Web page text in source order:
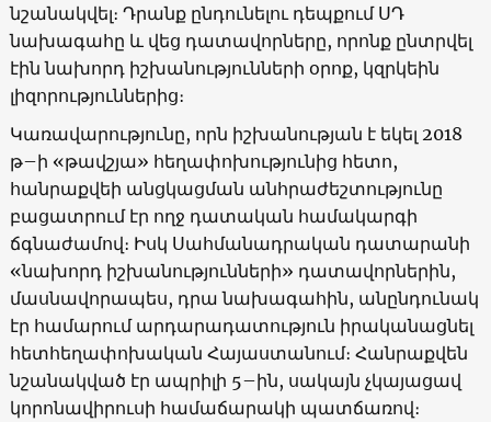
նշանակվել։ Դրանք ընդունելու դեպքում ՍԴ
նախագահը և վեց դատավորները, որոնք ընտրվել
էին նախորդ իշխանությունների օրոք, կզրկեին
լիզորություններից։
Կառավարությունը, որն իշխանության է եկել 2018
թ–ի «թավշյա» հեղափոխությունից հետո,
հանրաքվեի անցկացման անհրաժեշտությունը
բացատրում էր ողջ դատական համակարգի
ճգնաժամով։ Իսկ Սահմանադրական դատարանի
«նախորդ իշխանությունների» դատավորներին,
մասնավորապես, դրա նախագահին, անընդունակ
էր համարում արդարադատություն իրականացնել
հետհեղափոխական Հայաստանում։ Հանրաքվեն
նշանակված էր ապրիլի 5–ին, սակայն չկայացավ
կորոնավիրուսի համաճարակի պատճառով։